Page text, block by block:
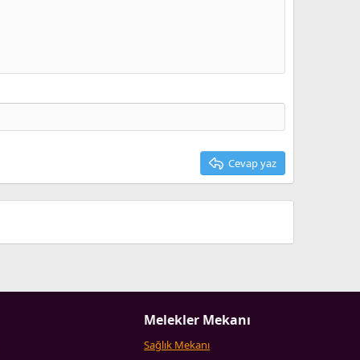
Cevap yaz
Melekler Mekanı
Sağlık Mekanı